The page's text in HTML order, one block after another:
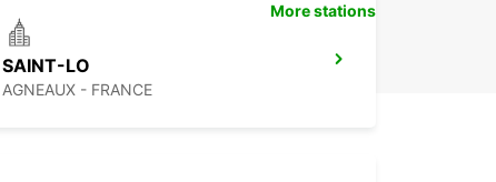
SAINT-LO
AGNEAUX - FRANCE
More stations